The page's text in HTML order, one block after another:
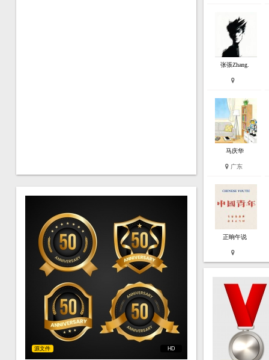
张張Zhang.
马庆华
广东
正晌午说
HD
源文件